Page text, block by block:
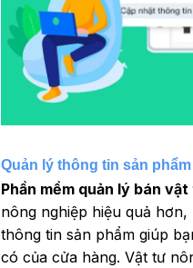
Quản lý thông tin sản phẩm
Phần mềm quản lý bán
nông nghiệp hiệu quả
thông tin sản phẩm giúp
có của cửa hàng. Vật tư